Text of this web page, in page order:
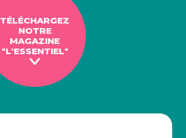
TÉLÉCHARGEZ
NOTRE
MAGAZINE
"L'ESSENTIEL"